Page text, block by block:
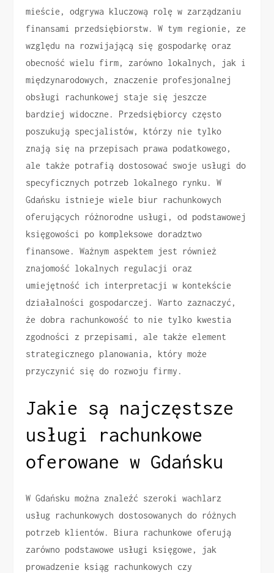
mieście, odgrywa kluczową rolę w zarządzaniu
finansami przedsiębiorstw. W tym regionie, ze
względu na rozwijającą się gospodarkę oraz
obecność wielu firm, zarówno lokalnych, jak i
międzynarodowych, znaczenie profesjonalnej
obsługi rachunkowej staje się jeszcze
bardziej widoczne. Przedsiębiorcy często
poszukują specjalistów, którzy nie tylko
znają się na przepisach prawa podatkowego,
ale także potrafią dostosować swoje usługi do
specyficznych potrzeb lokalnego rynku. W
Gdańsku istnieje wiele biur rachunkowych
oferujących różnorodne usługi, od podstawowej
księgowości po kompleksowe doradztwo
finansowe. Ważnym aspektem jest również
znajomość lokalnych regulacji oraz
umiejętność ich interpretacji w kontekście
działalności gospodarczej. Warto zaznaczyć,
że dobra rachunkowość to nie tylko kwestia
zgodności z przepisami, ale także element
strategicznego planowania, który może
przyczynić się do rozwoju firmy.
Jakie są najczęstsze
usługi rachunkowe
oferowane w Gdańsku
W Gdańsku można znaleźć szeroki wachlarz
usług rachunkowych dostosowanych do różnych
potrzeb klientów. Biura rachunkowe oferują
zarówno podstawowe usługi księgowe, jak
prowadzenie ksiąg rachunkowych czy